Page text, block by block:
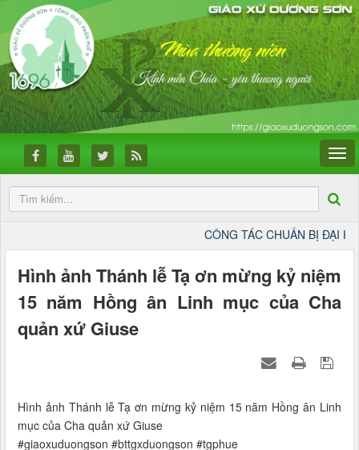
CÔNG TÁC CHUẨN BỊ ĐẠI HỘI ĐỨC MẸ
Hình ảnh Thánh lễ Tạ ơn mừng kỷ niệm
15 năm Hồng ân Linh mục của Cha
quản xứ Giuse
Hình ảnh Thánh lễ Tạ ơn mừng kỷ niệm 15 năm Hồng ân Linh
mục của Cha quản xứ Giuse
#giaoxuduongson #bttgxduongson #tgphue